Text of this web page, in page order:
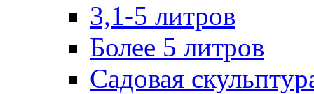
3,1-5 литров
Более 5 литров
Садовая